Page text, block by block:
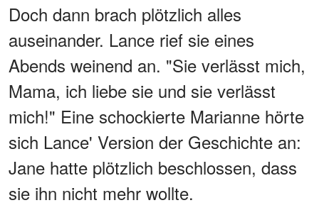
Doch dann brach plötzlich alles
auseinander. Lance rief sie eines
Abends weinend an. "Sie verlässt mich,
Mama, ich liebe sie und sie verlässt
mich!" Eine schockierte Marianne hörte
sich Lance' Version der Geschichte an:
Jane hatte plötzlich beschlossen, dass
sie ihn nicht mehr wollte.